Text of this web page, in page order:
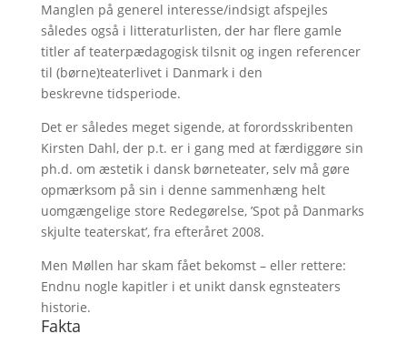
Manglen på generel interesse/indsigt afspejles
således også i litteraturlisten, der har flere gamle
titler af teaterpædagogisk tilsnit og ingen referencer
til (børne)teaterlivet i Danmark i den
beskrevne tidsperiode.
Det er således meget sigende, at forordsskribenten
Kirsten Dahl, der p.t. er i gang med at færdiggøre sin
ph.d. om æstetik i dansk børneteater, selv må gøre
opmærksom på sin i denne sammenhæng helt
uomgængelige store Redegørelse, ’Spot på Danmarks
skjulte teaterskat’, fra efteråret 2008.
Men Møllen har skam fået bekomst – eller rettere:
Endnu nogle kapitler i et unikt dansk egnsteaters
historie.
Fakta